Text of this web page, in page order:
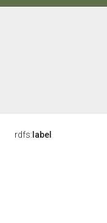
rdfs: label